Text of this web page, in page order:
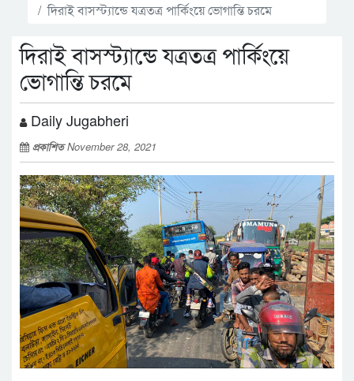
দিরাই বাসস্ট্যান্ডে যত্রতত্র পার্কিংয়ে ভোগান্তি চরমে
দিরাই বাসস্ট্যান্ডে যত্রতত্র পার্কিংয়ে
ভোগান্তি চরমে
Daily Jugabheri
প্রকাশিতNovember 28, 2021